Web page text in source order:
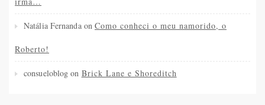
Natália FernandaonComo conheci o meu namorido, o
Roberto!
consueloblog on Brick Lane e Shoreditch